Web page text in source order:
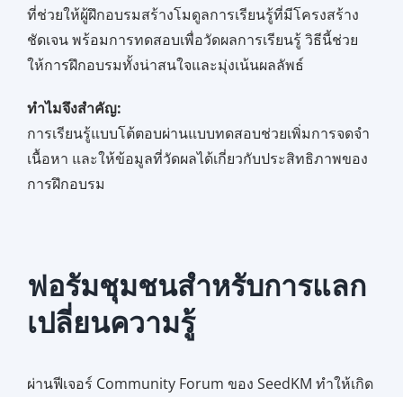
ที่ช่วยให้ผู้ฝึกอบรมสร้างโมดูลการเรียนรู้ที่มีโครงสร้าง
ชัดเจน พร้อมการทดสอบเพื่อวัดผลการเรียนรู้ วิธีนี้ช่วย
ให้การฝึกอบรมทั้งน่าสนใจและมุ่งเน้นผลลัพธ์
ทำไมจึงสำคัญ:
การเรียนรู้แบบโต้ตอบผ่านแบบทดสอบช่วยเพิ่มการจดจำ
เนื้อหา และให้ข้อมูลที่วัดผลได้เกี่ยวกับประสิทธิภาพของ
การฝึกอบรม
ฟอรัมชุมชนสำหรับการแลก
เปลี่ยนความรู้
ผ่านฟีเจอร์ Community Forum ของ SeedKM ทำให้เกิด